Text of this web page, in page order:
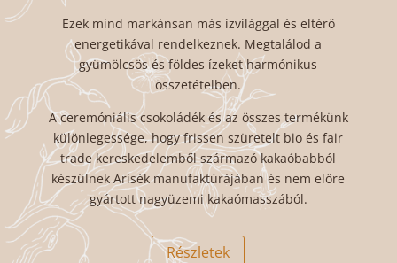
Ezek mind markánsan más ízvilággal és eltérő
energetikával rendelkeznek. Megtalálod a
gyümölcsös és földes ízeket harmónikus
összetételben.
A ceremóniális csokoládék és az összes termékünk
különlegessége, hogy frissen szüretelt bio és fair
trade kereskedelemből származó kakaóbabból
készülnek Arisék manufaktúrájában és nem előre
gyártott nagyüzemi kakaómasszából.
Részletek